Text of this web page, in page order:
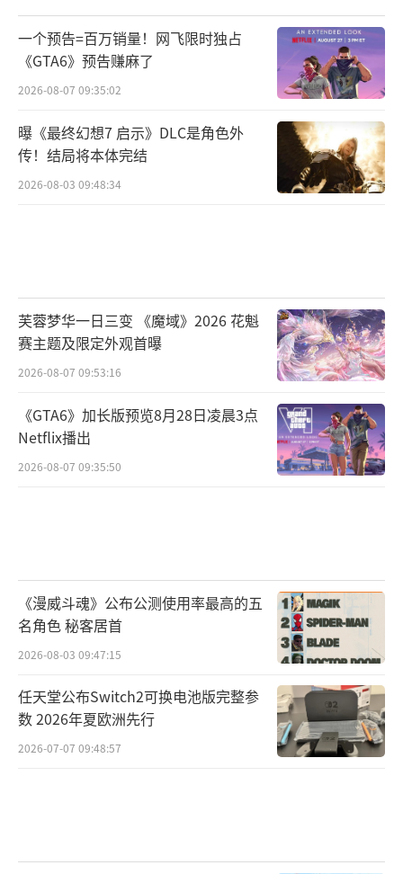
一个预告=百万销量！网飞限时独占
《GTA6》预告赚麻了
2026-08-07 09:35:02
曝《最终幻想7 启示》DLC是角色外
传！结局将本体完结
2026-08-03 09:48:34
芙蓉梦华一日三变 《魔域》2026 花魁
赛主题及限定外观首曝
2026-08-07 09:53:16
《GTA6》加长版预览8月28日凌晨3点
Netflix播出
2026-08-07 09:35:50
《漫威斗魂》公布公测使用率最高的五
名角色 秘客居首
2026-08-03 09:47:15
任天堂公布Switch2可换电池版完整参
数 2026年夏欧洲先行
2026-07-07 09:48:57